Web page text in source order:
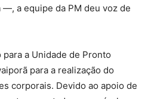
a equipe da PM deu voz de
a Unidade de Pronto
para a realização do
corporais. Devido ao apoio de